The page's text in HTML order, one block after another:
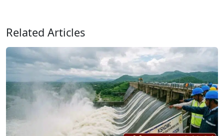
Related Articles